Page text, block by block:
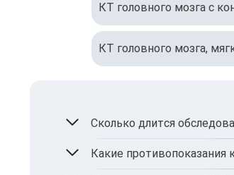
КТ головного мозга с
КТ головного мозга,
Сколько длится
КТ производится в среднем
Какие противопоказания